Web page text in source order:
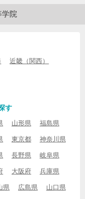
学院
近畿（関西）
す
山形県 福島県
東京都 神奈川県
長野県 岐阜県
大阪府 兵庫県
県 広島県 山口県